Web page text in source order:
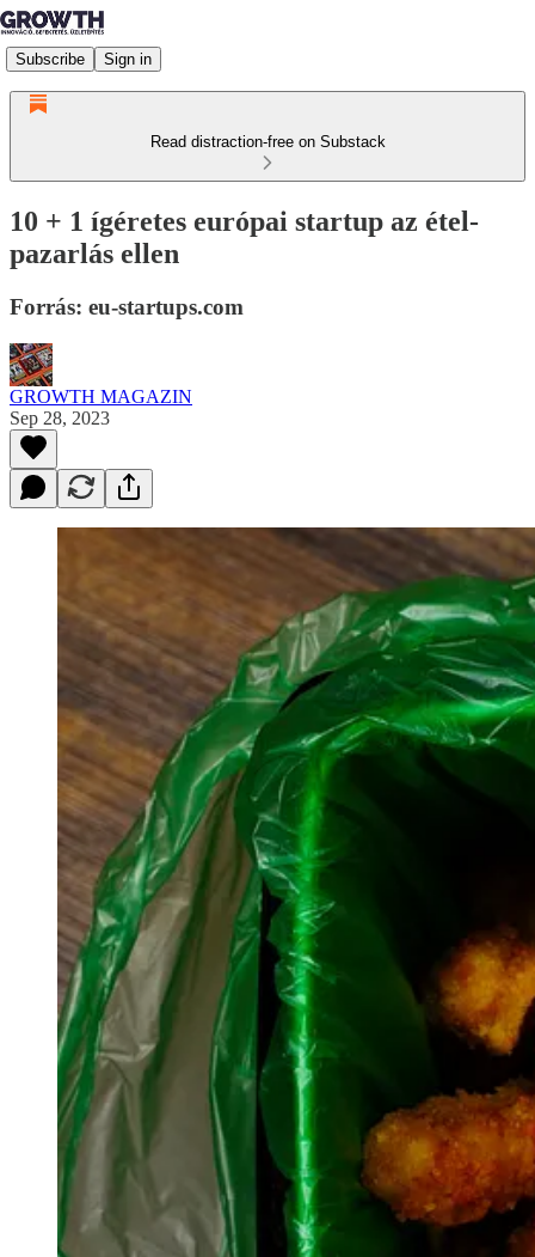
Subscribe Sign in
Read distraction-free on Substack
10 + 1 ígéretes európai startup az étel-
pazarlás ellen
Forrás: eu-startups.com
GROWTH MAGAZIN
Sep 28, 2023